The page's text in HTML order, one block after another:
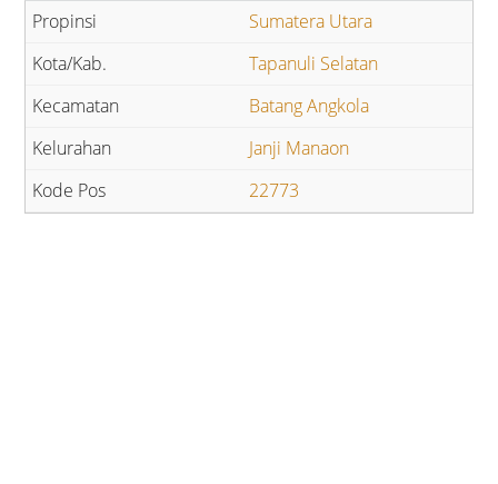
Sumatera Utara
Tapanuli Selatan
Batang Angkola
Janji Manaon
22773